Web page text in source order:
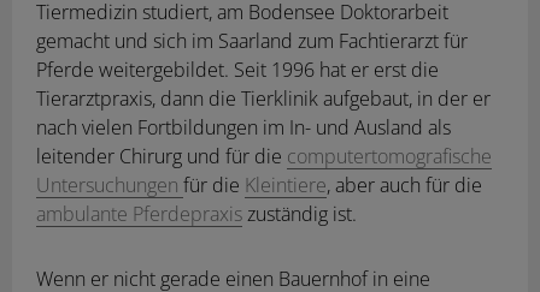
Tiermedizin studiert, am Bodensee Doktorarbeit
gemacht und sich im Saarland zum Fachtierarzt für
Pferde weitergebildet. Seit 1996 hat er erst die
Tierarztpraxis, dann die Tierklinik aufgebaut, in der er
nach vielen Fortbildungen im In- und Ausland als
leitender Chirurg und für die computertomografische
Untersuchungen für die Kleintiere, aber auch für die
ambulante Pferdepraxis zuständig ist.
Wenn er nicht gerade einen Bauernhof in eine